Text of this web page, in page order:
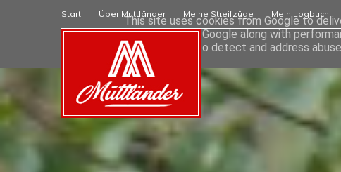
Start Über Muttländer Meine Streifzüge Mein Logbuch
This site uses cookies from Google to
are shared with Google along with
statistics, and to detect and address